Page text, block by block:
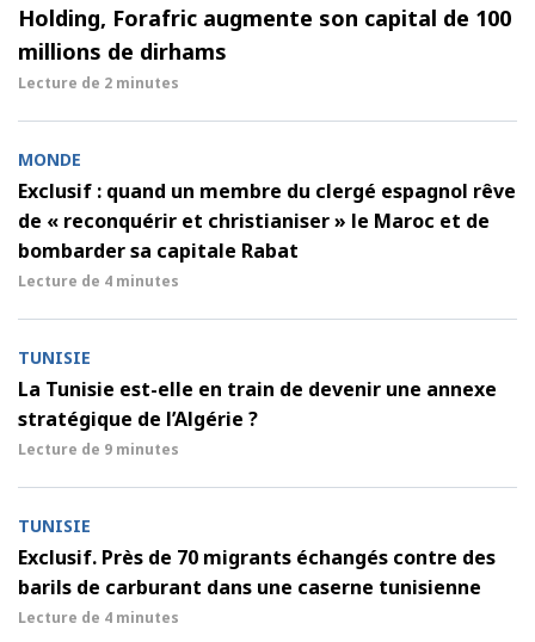
Holding, Forafric augmente son capital de 100
millions de dirhams
Lecture de 2 minutes
MONDE
Exclusif : quand un membre du clergé espagnol rêve
de « reconquérir et christianiser » le Maroc et de
bombarder sa capitale Rabat
Lecture de 4 minutes
TUNISIE
La Tunisie est-elle en train de devenir une annexe
stratégique de l’Algérie ?
Lecture de 9 minutes
TUNISIE
Exclusif. Près de 70 migrants échangés contre des
barils de carburant dans une caserne tunisienne
Lecture de 4 minutes